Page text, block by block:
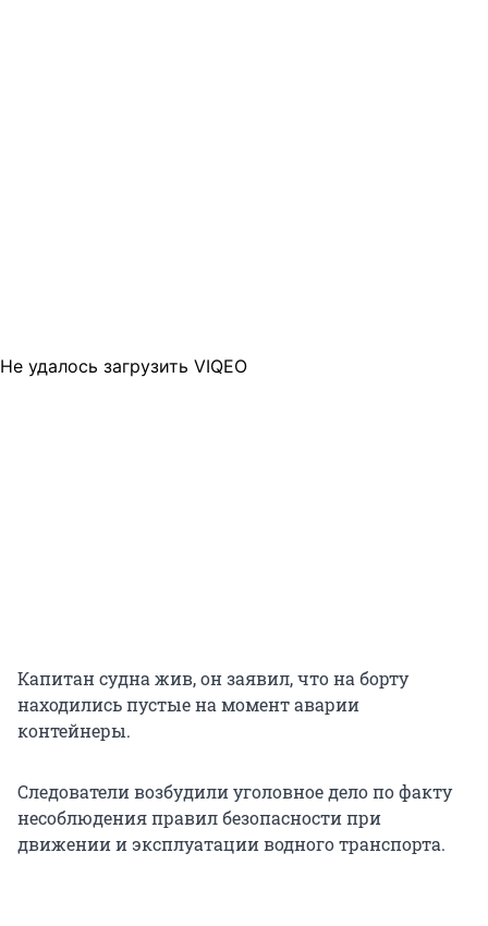
Не удалось загрузить VIQEO
Капитан судна жив, он заявил, что на борту
находились пустые на момент аварии
контейнеры.
Следователи возбудили уголовное дело по факту
несоблюдения правил безопасности при
движении и эксплуатации водного транспорта.